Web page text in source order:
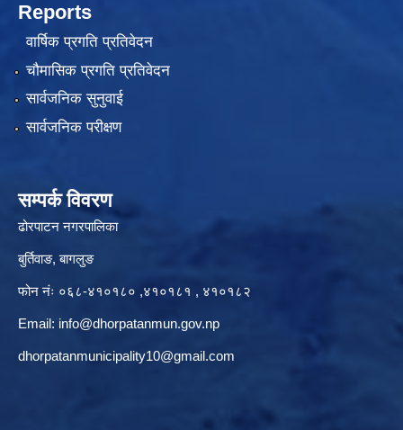
Reports
वार्षिक प्रगति प्रतिवेदन
चौमासिक प्रगति प्रतिवेदन
सार्वजनिक सुनुवाई
सार्वजनिक परीक्षण
सम्पर्क विवरण
ढोरपाटन नगरपालिका
बुर्तिवाङ, बागलुङ
फोन नंः ०६८-४१०१८० ,४१०१८१ , ४१०१८२
Email: info@dhorpatanmun.gov.np
dhorpatanmunicipality10@gmail.com